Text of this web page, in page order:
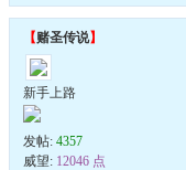
【赌圣传说】
新手上路
发帖: 4357
威望: 12046 点